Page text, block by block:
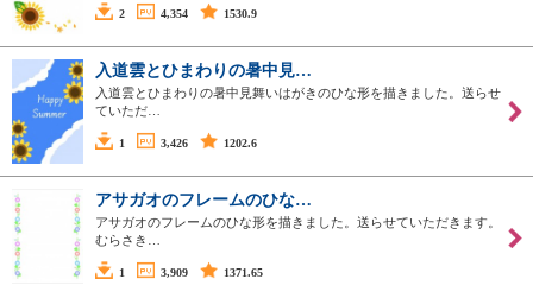
2 4,354 1530.9
入道雲とひまわりの暑中見…
入道雲とひまわりの暑中見舞いはがきのひな形を描きました。送らせ
ていただ…
1 3,426 1202.6
アサガオのフレームのひな…
アサガオのフレームのひな形を描きました。送らせていただきます。
むらさき…
1 3,909 1371.65